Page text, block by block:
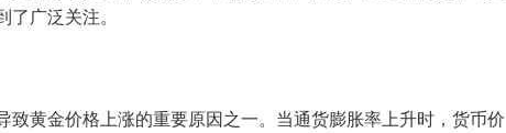
广泛关注。
致黄金价格上涨的重要原因之一。当通货膨胀率上升时，货币价